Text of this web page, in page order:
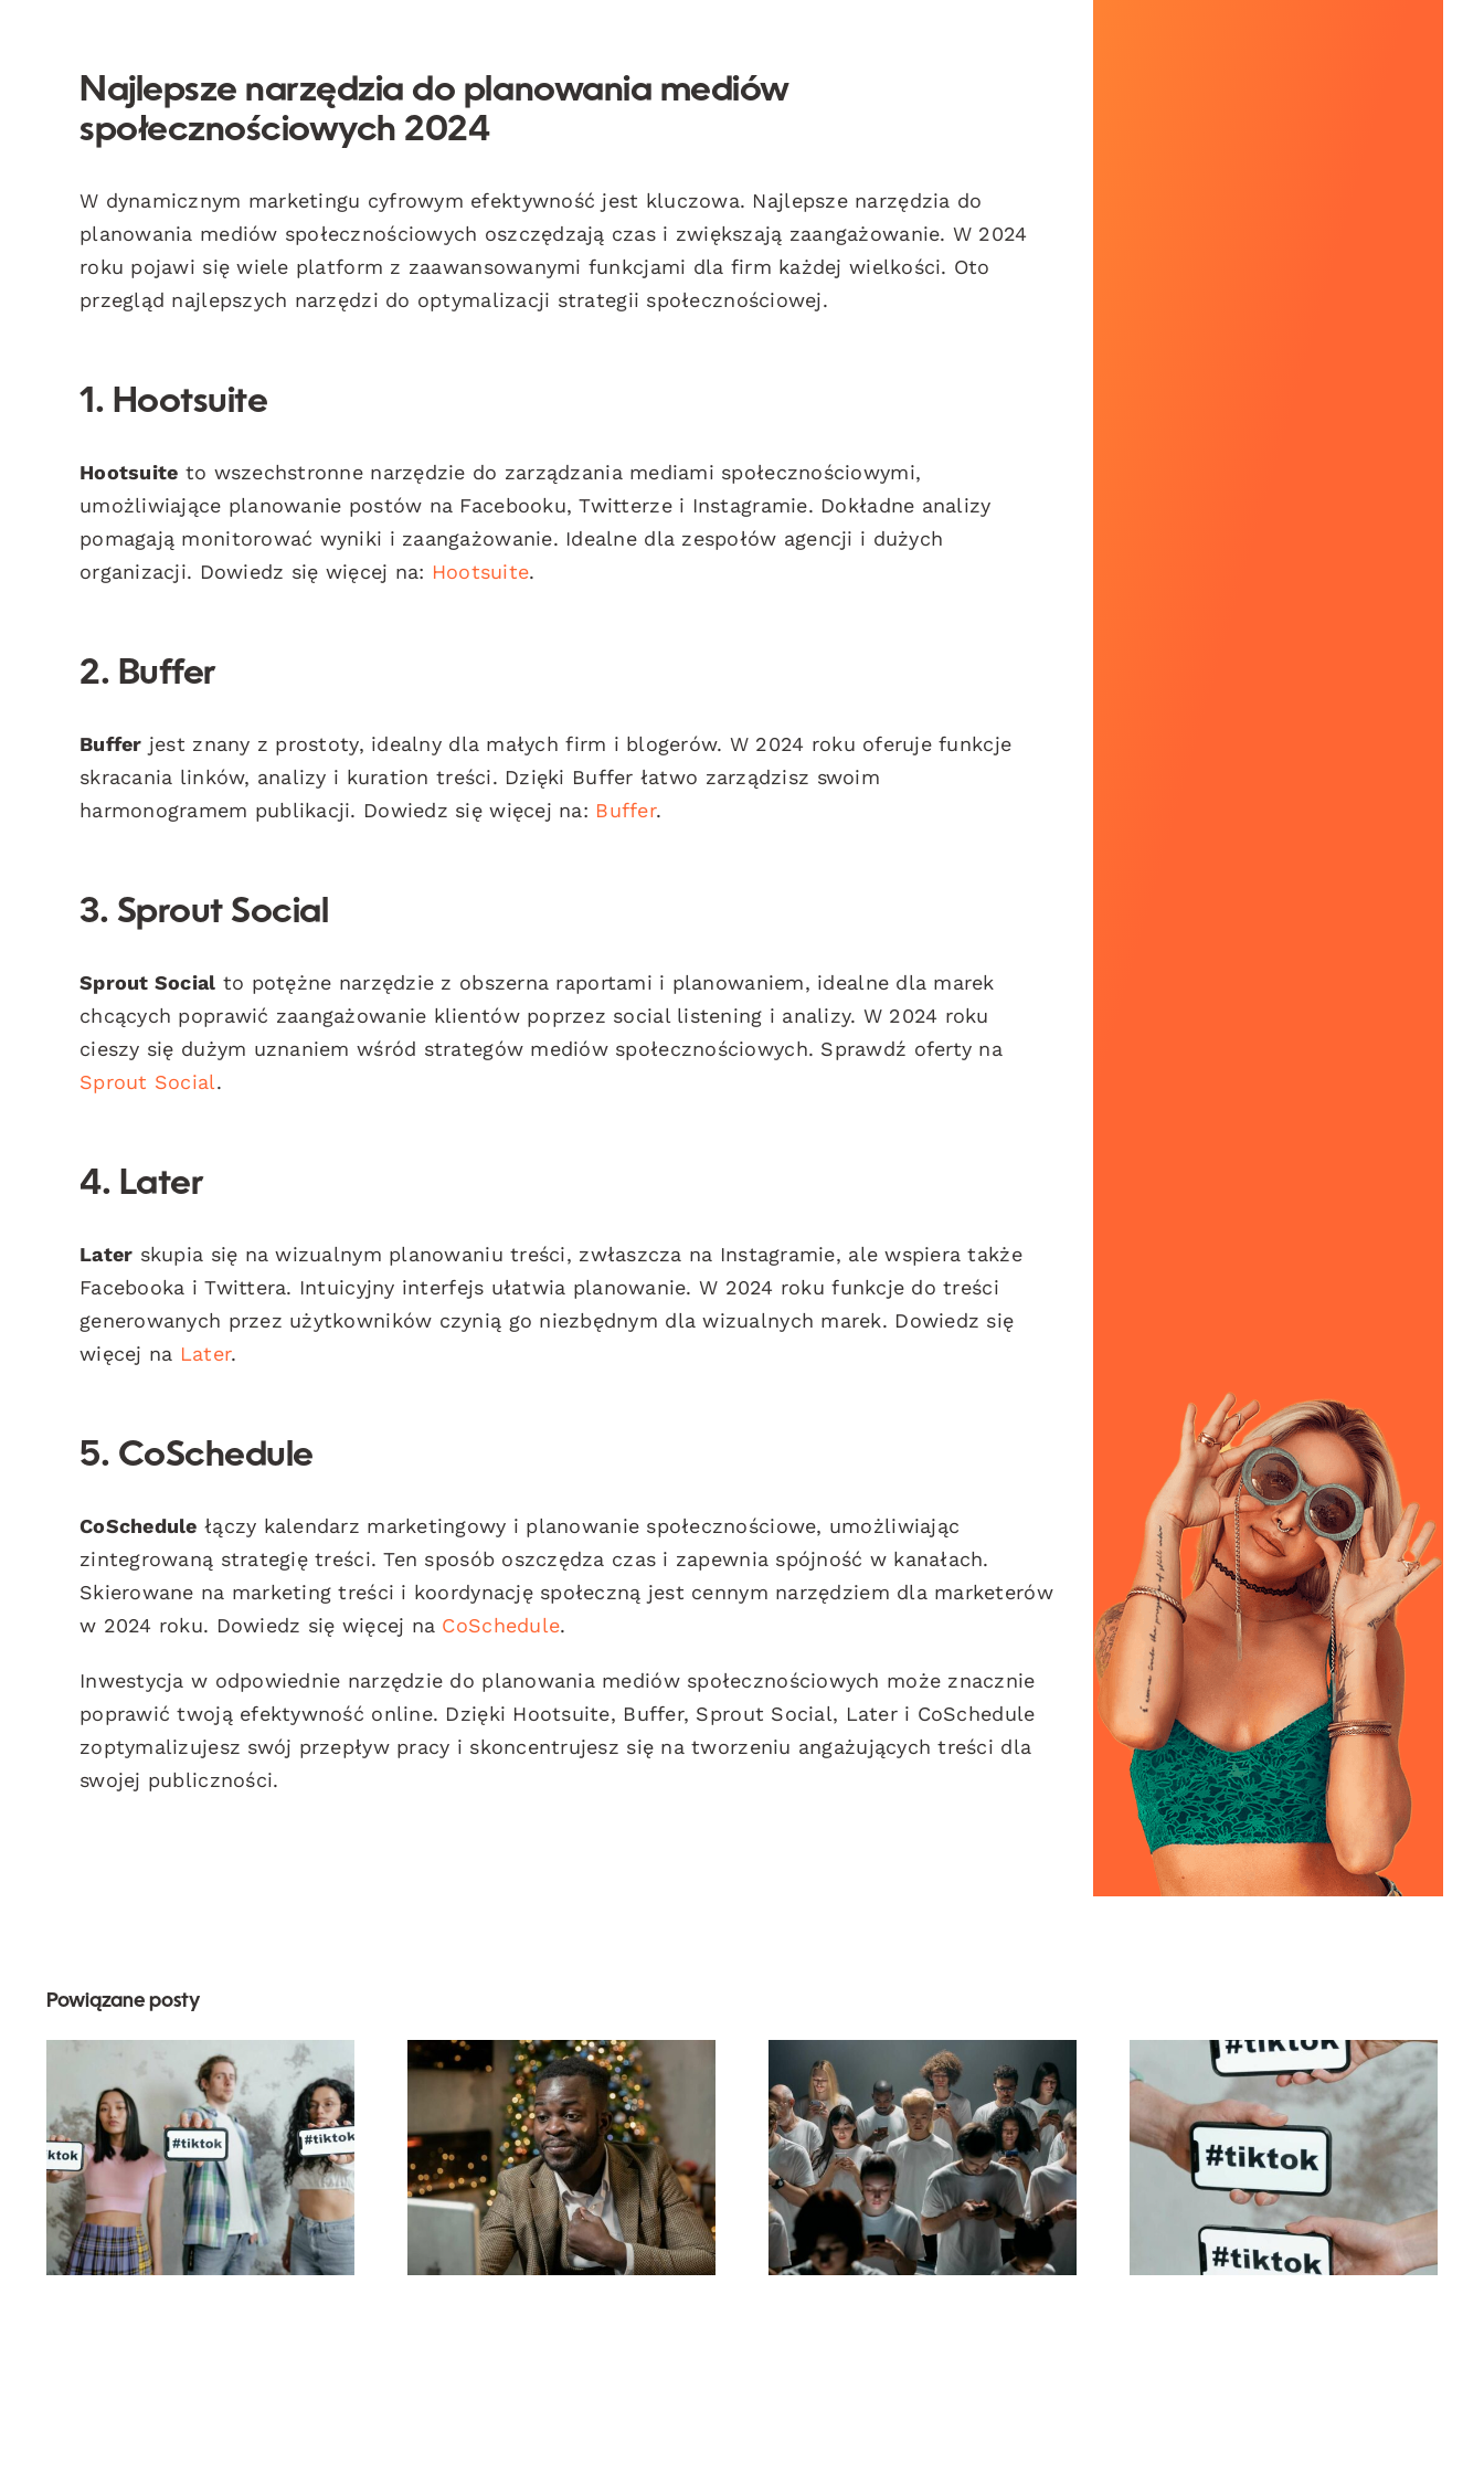
Najlepsze narzędzia do planowania mediów
społecznościowych 2024
W dynamicznym marketingu cyfrowym efektywność jest kluczowa. Najlepsze narzędzia do
planowania mediów społecznościowych oszczędzają czas i zwiększają zaangażowanie. W 2024
roku pojawi się wiele platform z zaawansowanymi funkcjami dla firm każdej wielkości. Oto
przegląd najlepszych narzędzi do optymalizacji strategii społecznościowej.
1. Hootsuite
Hootsuite to wszechstronne narzędzie do zarządzania mediami społecznościowymi,
umożliwiające planowanie postów na Facebooku, Twitterze i Instagramie. Dokładne analizy
pomagają monitorować wyniki i zaangażowanie. Idealne dla zespołów agencji i dużych
organizacji. Dowiedz się więcej na: Hootsuite.
2. Buffer
Buffer jest znany z prostoty, idealny dla małych firm i blogerów. W 2024 roku oferuje funkcje
skracania linków, analizy i kuration treści. Dzięki Buffer łatwo zarządzisz swoim
harmonogramem publikacji. Dowiedz się więcej na: Buffer.
3. Sprout Social
Sprout Social to potężne narzędzie z obszerna raportami i planowaniem, idealne dla marek
chcących poprawić zaangażowanie klientów poprzez social listening i analizy. W 2024 roku
cieszy się dużym uznaniem wśród strategów mediów społecznościowych. Sprawdź oferty na
Sprout Social.
4. Later
Later skupia się na wizualnym planowaniu treści, zwłaszcza na Instagramie, ale wspiera także
Facebooka i Twittera. Intuicyjny interfejs ułatwia planowanie. W 2024 roku funkcje do treści
generowanych przez użytkowników czynią go niezbędnym dla wizualnych marek. Dowiedz się
więcej na Later.
5. CoSchedule
CoSchedule łączy kalendarz marketingowy i planowanie społecznościowe, umożliwiając
zintegrowaną strategię treści. Ten sposób oszczędza czas i zapewnia spójność w kanałach.
Skierowane na marketing treści i koordynację społeczną jest cennym narzędziem dla marketerów
w 2024 roku. Dowiedz się więcej na CoSchedule.
Inwestycja w odpowiednie narzędzie do planowania mediów społecznościowych może znacznie
poprawić twoją efektywność online. Dzięki Hootsuite, Buffer, Sprout Social, Later i CoSchedule
zoptymalizujesz swój przepływ pracy i skoncentrujesz się na tworzeniu angażujących treści dla
swojej publiczności.
Powiązane posty
Najlepsze aplikacje
do edytowania wideo
do tworzenia dzieł na
TikToku
Jak ukryć
obserwujących na
LinkedIn, aby
zachować
prywatność
Wskazówki
dotyczące
projektowania
wyjątkowych reklam
na Facebooku, które
skutecznie
konwertują
Najlepsze ustawienia
prywatności TikTok
na 2024 rok